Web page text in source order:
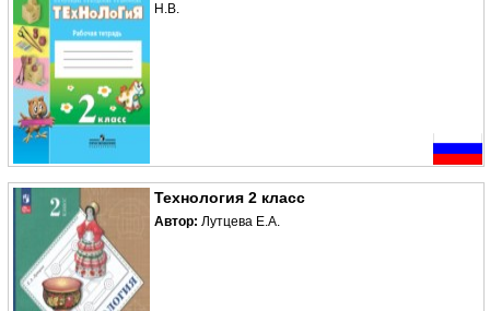
Н.В.
Технология 2 класс
Автор: Лутцева Е.А.